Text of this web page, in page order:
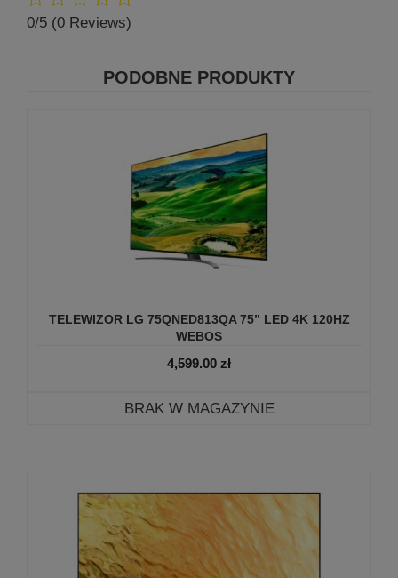
0/5 (0 Reviews)
PODOBNE PRODUKTY
TELEWIZOR LG 75QNED813QA 75” LED 4K 120HZ
WEBOS
4,599.00 zł
BRAK W MAGAZYNIE